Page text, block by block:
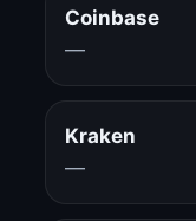
Coinbase
—
Kraken
—